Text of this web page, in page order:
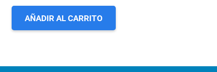
AÑADIR AL CARRITO